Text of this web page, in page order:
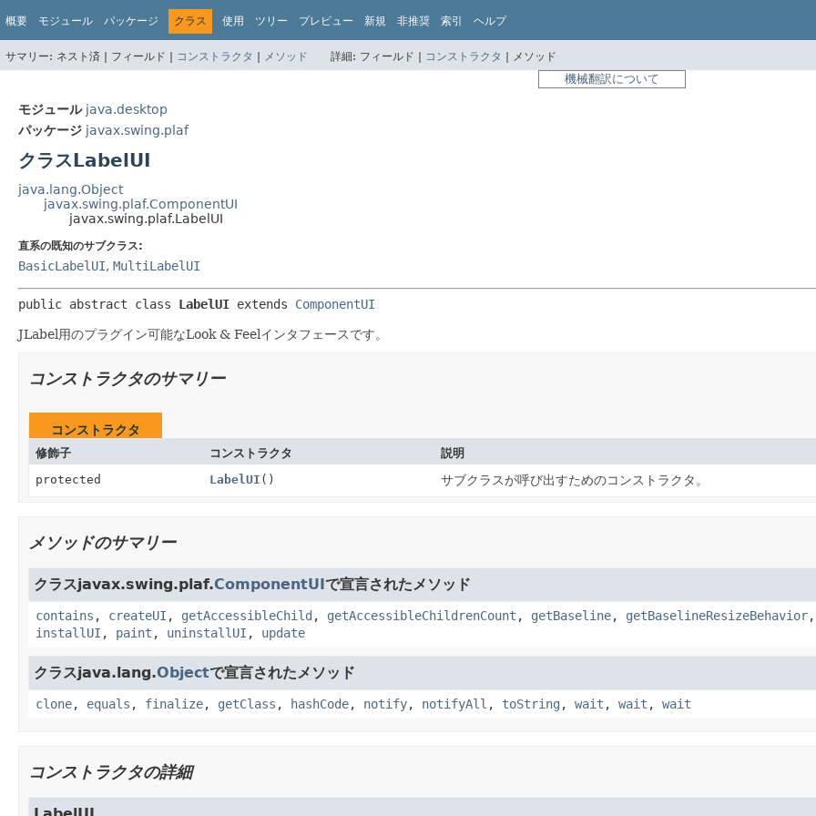
概要 モジュール パッケージ クラス 使用 ツリー プレビュー 新規 非推奨 索引 ヘルプ
サマリー: ネスト済 | フィールド | コンストラクタ | メソッド 詳細: フィールド | コンストラクタ | メソッド
機械翻訳について
モジュール java.desktop
パッケージ javax.swing.plaf
クラスLabelUI
java.lang.Object
javax.swing.plaf.ComponentUI
javax.swing.plaf.LabelUI
直系の既知のサブクラス:
BasicLabelUI, MultiLabelUI
public abstract class LabelUI extends ComponentUI
JLabel用のプラグイン可能なLook & Feelインタフェースです。
コンストラクタのサマリー
コンストラクタ
修飾子 コンストラクタ
説明
protected
LabelUI () サブクラスが呼び出すためのコンストラクタ。
メソッドのサマリー
クラスjavax.swing.plaf.ComponentUIで宣言されたメソッド
contains , createUI , getAccessibleChild , getAccessibleChildrenCount , getBaseline, getBaselineResizeBehavior,
installUI , paint , uninstallUI , update
クラスjava.lang.Objectで宣言されたメソッド
clone, equals , finalize, getClass , hashCode, notify, notifyAll , toString , wait , wait , wait
コンストラクタの詳細